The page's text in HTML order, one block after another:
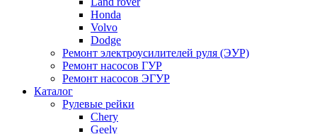
Honda
Volvo
Dodge
Ремонт электроусилителей руля (ЭУР)
Ремонт насосов ГУР
Ремонт насосов ЭГУР
Каталог
Рулевые рейки
Chery
Geely